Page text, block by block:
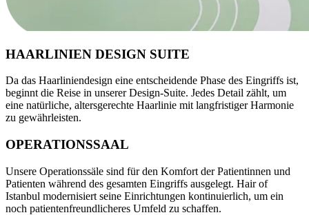
HAARLINIEN DESIGN SUITE
Da das Haarliniendesign eine entscheidende Phase des Eingriffs ist,
beginnt die Reise in unserer Design‑Suite. Jedes Detail zählt, um
eine natürliche, altersgerechte Haarlinie mit langfristiger Harmonie
zu gewährleisten.
OPERATIONS­SAAL
Unsere Operationssäle sind für den Komfort der Patientinnen und
Patienten während des gesamten Eingriffs ausgelegt. Hair of
Istanbul modernisiert seine Einrichtungen kontinuierlich, um ein
noch patientenfreundlicheres Umfeld zu schaffen.